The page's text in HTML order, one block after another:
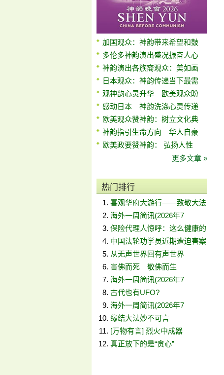
加国观众：神韵带来希望和鼓
多伦多神韵演出盛况振奋人心
神韵演出各族裔观众：美如画
日本观众：神韵传递当下最需
观神韵心灵升华 欧美观众盼
感动日本 神韵洗涤心灵传递
欧美观众赞神韵：树立文化典
神韵指引生命方向 华人自豪
欧美政要赞神韵： 弘扬人性
更多文章 »
热门排行
喜观华府大游行——致敬大法
海外一周简讯(2026年7
保险代理人惊呼：这么健康的
中国法轮功学员近期遭迫害案
从无声世界回有声世界
害佛而死 敬佛而生
海外一周简讯(2026年7
古代也有UFO?
海外一周简讯(2026年7
缘结大法妙不可言
[万物有言] 烈火中成器
真正放下的是“贪心”